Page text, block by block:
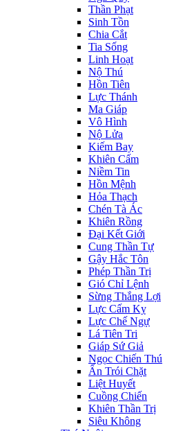
Thần Phạt
Sinh Tồn
Chia Cắt
Tia Sống
Linh Hoạt
Nộ Thú
Hồn Tiên
Lực Thánh
Ma Giáp
Vô Hình
Nộ Lửa
Kiếm Bay
Khiên Cấm
Niềm Tin
Hồn Mệnh
Hỏa Thạch
Chén Tà Ác
Khiên Rồng
Đại Kết Giới
Cung Thần Tự
Gậy Hắc Tôn
Phép Thần Trị
Gió Chỉ Lệnh
Sừng Thắng Lợi
Lực Cấm Kỵ
Lực Chế Ngự
Lá Tiên Tri
Giáp Sứ Giả
Ngọc Chiến Thú
Ấn Trói Chặt
Liệt Huyết
Cuồng Chiến
Khiên Thần Trị
Siêu Không